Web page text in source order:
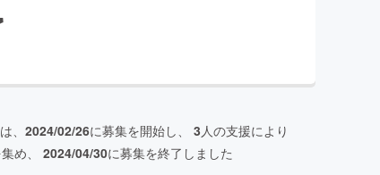
、 2024/02/26に募集を開始し、 3人の支援により
め、 2024/04/30に募集を終了しました